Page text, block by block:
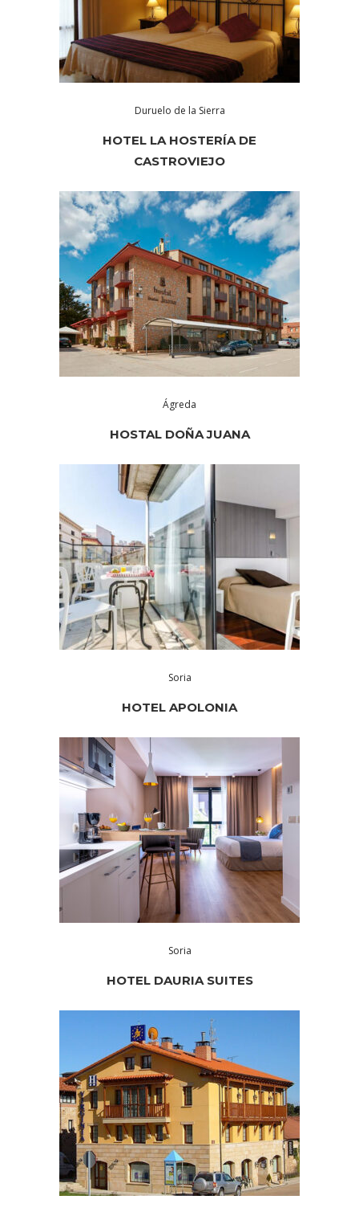
Duruelo de la Sierra
HOTEL LA HOSTERÍA DE
CASTROVIEJO
Ágreda
HOSTAL DOÑA JUANA
Soria
HOTEL APOLONIA
Soria
HOTEL DAURIA SUITES